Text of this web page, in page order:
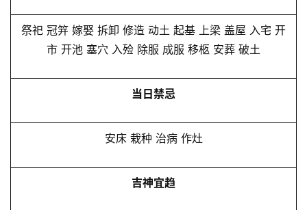
祭祀 冠笄 嫁娶 拆卸 修造 动土 起基 上梁 盖屋 入宅 开
市 开池 塞穴 入殓 除服 成服 移柩 安葬 破土
当日禁忌
安床 栽种 治病 作灶
吉神宜趋